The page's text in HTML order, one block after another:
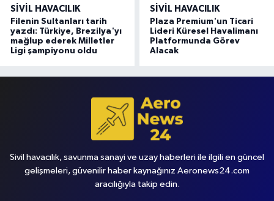
SIVIL HAVACILIK
Filenin Sultanları tarih
yazdı: Türkiye, Brezilya'yı
mağlup ederek Milletler
Ligi şampiyonu oldu
SIVIL HAVACILIK
Plaza Premium'un Ticari
Lideri Küresel Havalimanı
Platformunda Görev
Alacak
Sivil havacılık, savunma sanayi ve uzay haberleri ile ilgili en güncel
gelişmeleri, güvenilir haber kaynağınız Aeronews24.com
aracılığıyla takip edin.